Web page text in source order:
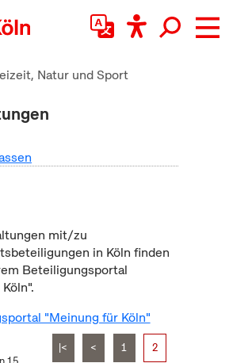
Natur und Sport
mit/zu
in Köln finden
Beteiligungsportal
"Meinung für Köln"
|< < 1 2